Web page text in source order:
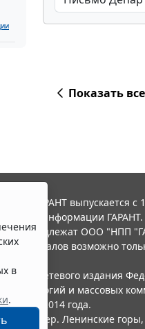
Показать
в
.
ГАРАНТ выпускается с
информации ГАРАНТ.
принадлежат ООО "НПП
материалов возможно
сетевого издания
технологий и массовых
июня 2014 года.
тер. Ленинские горы,